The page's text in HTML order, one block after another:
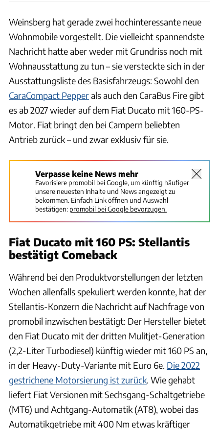
Weinsberg hat gerade zwei hochinteressante neue
Wohnmobile vorgestellt. Die vielleicht spannendste
Nachricht hatte aber weder mit Grundriss noch mit
Wohnausstattung zu tun – sie versteckte sich in der
Ausstattungsliste des Basisfahrzeugs: Sowohl den
CaraCompact Pepperals auch den CaraBus Fire gibt
es ab 2027 wieder auf dem Fiat Ducato mit 160-PS-
Motor. Fiat bringt den bei Campern beliebten
Antrieb zurück – und zwar exklusiv für sie.
Verpasse keine News mehr
Favorisiere promobil bei Google, um künftig häufiger
unsere neuesten Inhalte und News angezeigt zu
bekommen. Einfach Link öffnen und Auswahl
bestätigen: promobil bei Google bevorzugen.
Fiat Ducato mit 160 PS: Stellantis
bestätigt Comeback
Während bei den Produktvorstellungen der letzten
Wochen allenfalls spekuliert werden konnte, hat der
Stellantis-Konzern die Nachricht auf Nachfrage von
promobil inzwischen bestätigt: Der Hersteller bietet
den Fiat Ducato mit der dritten Mulitjet-Generation
(2,2-Liter Turbodiesel) künftig wieder mit 160 PS an,
in der Heavy-Duty-Variante mit Euro 6e. Die 2022
gestrichene Motorsierung ist zurück. Wie gehabt
liefert Fiat Versionen mit Sechsgang-Schaltgetriebe
(MT6) und Achtgang-Automatik (AT8), wobei das
Automatikgetriebe mit 400 Nm etwas kräftiger